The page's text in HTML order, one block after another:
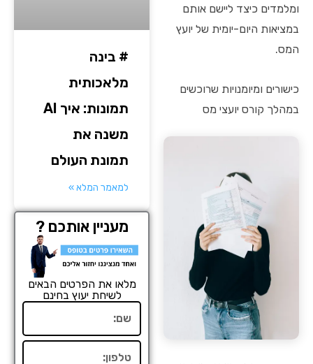
ומלמדים כיצד ליישם אותם
במציאות היום-יומית של יועץ
המס.
כישורים ומיומנויות שרוכשים
במהלך קורס יועצי מס
# בינה
מלאכותית
תמונות: איך AI
משנה את
תמונת העולם
למאמר המלא »
מעניין אותכם ?
מלאו את הפרטים הבאים
לשיחת יעוץ בחינם